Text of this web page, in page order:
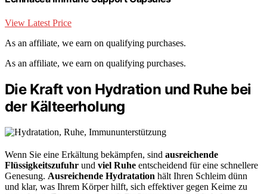
View Latest Price
As an affiliate, we earn on qualifying purchases.
As an affiliate, we earn on qualifying purchases.
Die Kraft von Hydration und Ruhe bei
der Kälteerholung
Wenn Sie eine Erkältung bekämpfen, sind ausreichende
Flüssigkeitszufuhr und viel Ruhe entscheidend für eine schnellere
Genesung. Ausreichende Hydratation hält Ihren Schleim dünn
und klar, was Ihrem Körper hilft, sich effektiver gegen Keime zu